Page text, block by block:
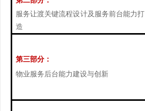
服务让渡关键流程设计及服务前台能力打
造
第三部分：
物业服务后台能力建设与创新